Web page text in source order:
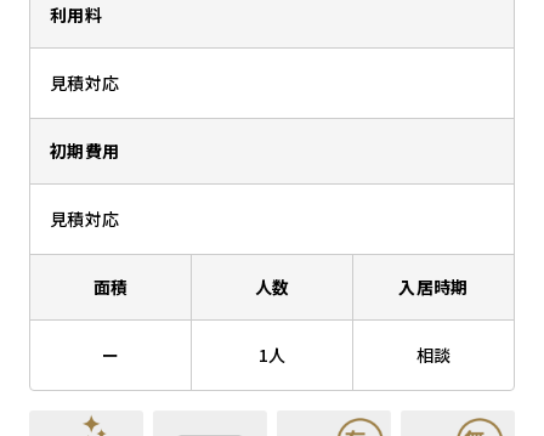
利用料
見積対応
初期費用
見積対応
面積
ー
人数
1人
入居時期
相談